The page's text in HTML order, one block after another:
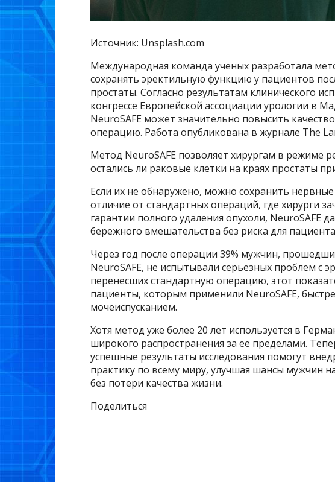
Источник: Unsplash.com
Международная команда ученых разработала
сохранять эректильную функцию у пациентов
простаты. Согласно результатам клинического
конгрессе Европейской ассоциации урологии в
NeuroSAFE может значительно повысить
операцию. Работа опубликована в журнале The
Метод NeuroSAFE позволяет хирургам в режиме
остались ли раковые клетки на краях простаты
Если их не обнаружено, можно сохранить
отличие от стандартных операций, где хирурги
гарантии полного удаления опухоли, NeuroSAFE
бережного вмешательства без риска для
Через год после операции 39% мужчин,
NeuroSAFE, не испытывали серьезных проблем с
перенесших стандартную операцию, этот
пациенты, которым применили NeuroSAFE,
мочеиспусканием.
Хотя метод уже более 20 лет используется в
широкого распространения за ее пределами.
успешные результаты исследования помогут
практику по всему миру, улучшая шансы мужчин
без потери качества жизни.
Поделиться